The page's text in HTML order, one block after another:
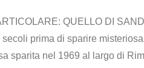
QUELLO DI
prima di sparire
sparita nel 1969 al largo di